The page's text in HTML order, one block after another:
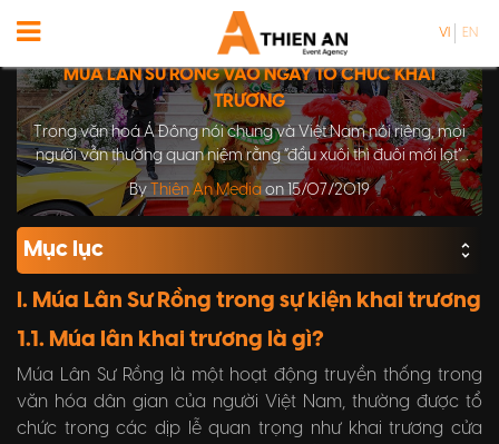
VI EN
MÚA LÂN SƯ RỒNG VÀO NGÀY TỔ CHỨC KHAI
TRƯƠNG
Trong văn hoá Á Đông nói chung và Việt Nam nói riêng, mọi
người vẫn thường quan niệm rằng “đầu xuôi thì đuôi mới lọt”.
Người ta tin rằng trong ngày khai trương mà suôn sẻ, mua
may bán đắt sẽ là bước khởi đầu cho những thành công sau
này.
By Thiên An Mediaon 15/07/2019
Mục lục
I. Múa Lân Sư Rồng trong sự kiện khai trương
1.1. Múa lân khai trương là gì?
Múa Lân Sư Rồng là một hoạt động truyền thống trong
văn hóa dân gian của người Việt Nam, thường được tổ
chức trong các dịp lễ quan trọng như khai trương cửa